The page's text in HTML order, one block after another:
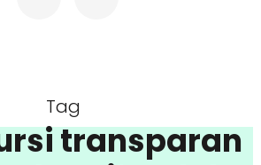
Tag
transparan